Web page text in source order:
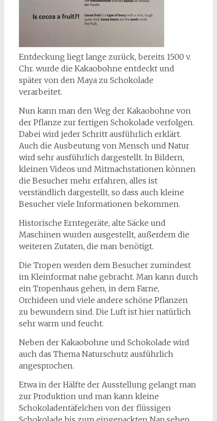
Entdeckung liegt lange zurück, bereits 1500 v.
Chr. wurde die Kakaobohne entdeckt und
später von den Maya zu Schokolade
verarbeitet.
Nun kann man den Weg der Kakaobohne von
der Pflanze zur fertigen Schokolade verfolgen.
Dabei wird jeder Schritt ausführlich erklärt.
Auch die Ausbeutung von Mensch und Natur
wird sehr ausführlich dargestellt. In Bildern,
kleinen Videos und Mitmachstationen können
die Besucher mehr erfahren, alles ist
verständlich dargestellt, so dass auch kleine
Besucher viele Informationen bekommen.
Historische Erntegeräte, alte Säcke und
Maschinen wurden ausgestellt, außerdem die
weiteren Zutaten, die man benötigt.
Die Tropen werden dem Besucher zumindest
im Kleinformat nahe gebracht. Man kann durch
ein Tropenhaus gehen, in dem Farne,
Orchideen und viele andere schöne Pflanzen
zu bewundern sind. Die Luft ist hier natürlich
sehr warm und feucht.
Neben der Kakaobohne und Schokolade wird
auch das Thema Naturschutz ausführlich
angesprochen.
Etwa in der Hälfte der Ausstellung gelangt man
zur Produktion und man kann kleine
Schokoladentäfelchen von der flüssigen